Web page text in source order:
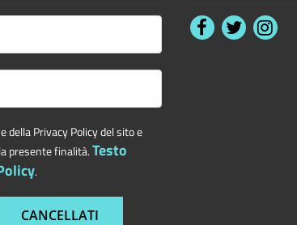
della Privacy Policy del sito e
presente finalità.Testo
.